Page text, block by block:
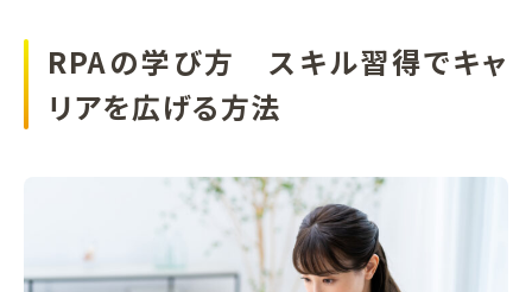
RPAの学び方 スキル習得でキャ
リアを広げる方法